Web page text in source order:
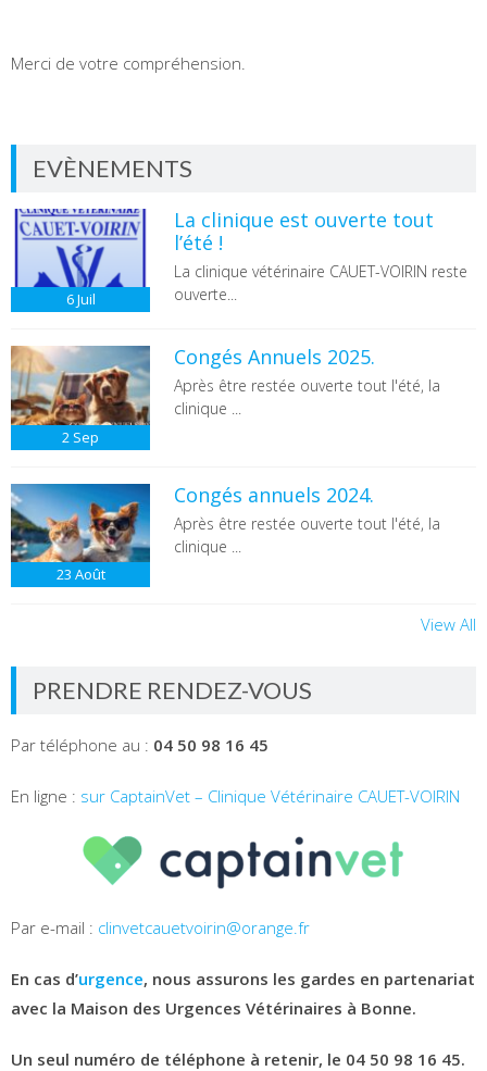
Merci de votre compréhension.
EVÈNEMENTS
6Juil
La clinique est ouverte tout
l’été !
La clinique vétérinaire CAUET-VOIRIN reste
ouverte...
2 Sep
Congés Annuels 2025.
Après être restée ouverte tout l'été, la
clinique ...
23 Août
Congés annuels 2024.
Après être restée ouverte tout l'été, la
clinique ...
View All
PRENDRE RENDEZ-VOUS
Par téléphone au : 04 50 98 16 45
En ligne : sur CaptainVet – Clinique Vétérinaire CAUET-VOIRIN
Par e-mail : clinvetcauetvoirin@orange.fr
En cas d’urgence, nous assurons les gardes en partenariat
avec la Maison des Urgences Vétérinaires à Bonne.
Un seul numéro de téléphone à retenir, le 04 50 98 16 45.